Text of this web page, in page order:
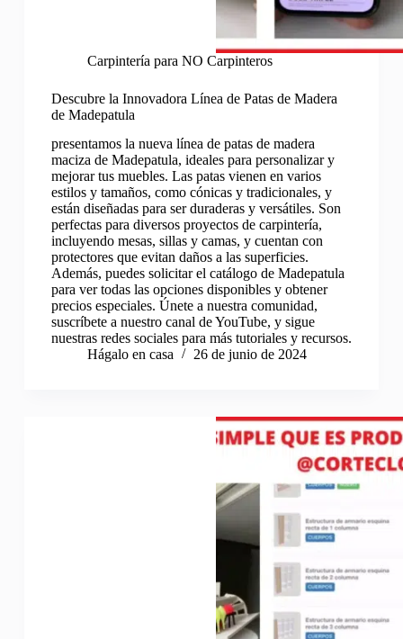
Carpintería para NO Carpinteros
Descubre la Innovadora Línea de Patas de Madera
de Madepatula
presentamos la nueva línea de patas de madera
maciza de Madepatula, ideales para personalizar y
mejorar tus muebles. Las patas vienen en varios
estilos y tamaños, como cónicas y tradicionales, y
están diseñadas para ser duraderas y versátiles. Son
perfectas para diversos proyectos de carpintería,
incluyendo mesas, sillas y camas, y cuentan con
protectores que evitan daños a las superficies.
Además, puedes solicitar el catálogo de Madepatula
para ver todas las opciones disponibles y obtener
precios especiales. Únete a nuestra comunidad,
suscríbete a nuestro canal de YouTube, y sigue
nuestras redes sociales para más tutoriales y recursos.
Hágalo en casa
26 de junio de 2024